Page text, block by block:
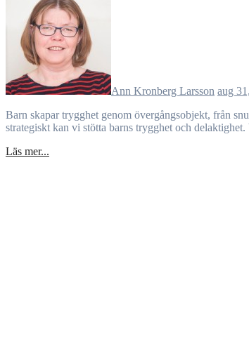
Ann Kronberg Larsson aug
Barn skapar trygghet genom övergångsobjekt, från snuttefiltar till fotbollar. De hjälper vid introduktion, övergångar och i oroliga miljöer. Även oväntade föremål kan fungera. Genom att förstå och använda dessa
strategiskt kan vi stötta barns trygghet och
Läs mer...